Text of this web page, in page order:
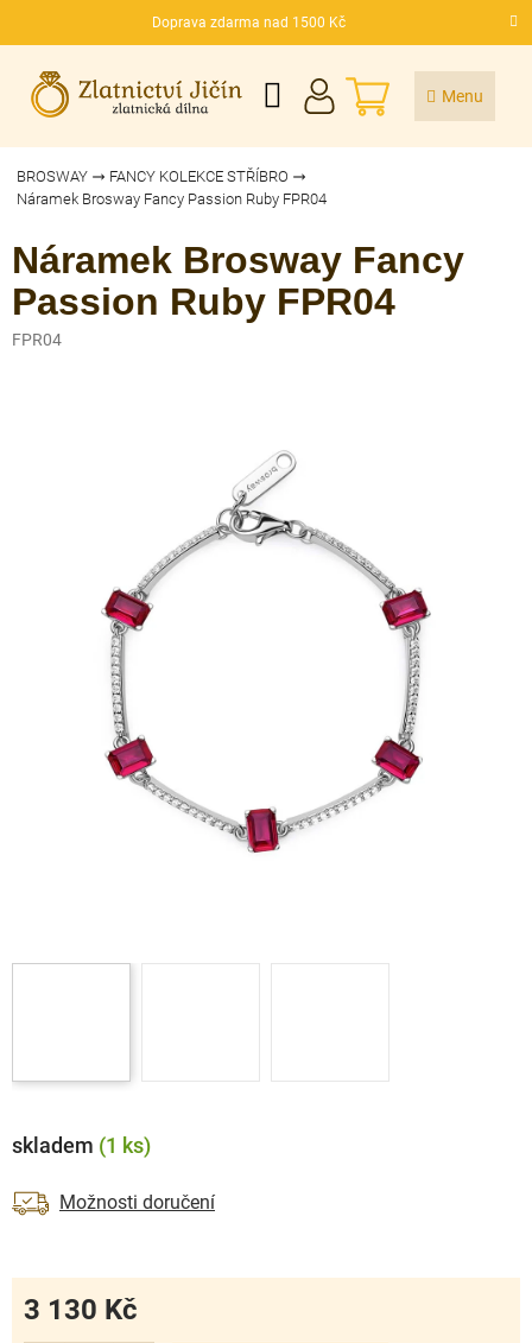
Doprava zdarma nad 1500 Kč
CZK
NÁKUPNÍ
KOŠÍK
BROSWAY
FANCY KOLEKCE STŘÍBRO
Náramek Brosway Fancy Passion Ruby FPR04
Náramek Brosway Fancy
Passion Ruby FPR04
FPR04
skladem (1 ks)
Možnosti doručení
3 130 Kč